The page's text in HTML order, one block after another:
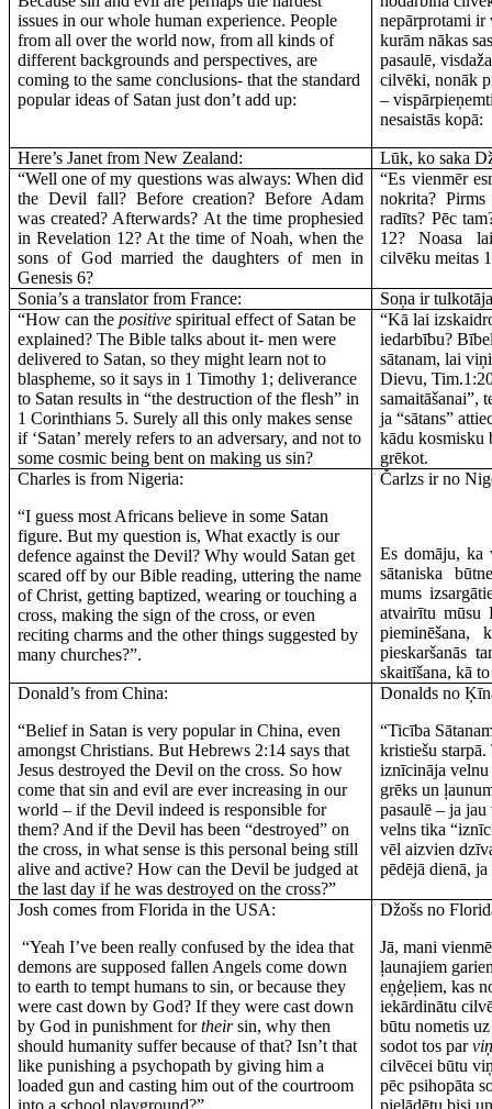
issues in our whole human experience. People
from all over the world now, from all kinds of
different backgrounds and perspectives, are
coming to the same conclusions- that the standard
popular ideas of Satan just don’t add up:
nepārprotami ir
kurām nākas
pasaulē,
cilvēki, nonāk
–
nesaistās kopā:
Here’s Janet fromNew Zealand:
Lūk, ko saka
“Well one of my questions was always: When did
the Devil fall? Before creation? Before Adam
was created? Afterwards? At the time prophesied
in Revelation 12? At the time of Noah, when the
sons of God married the daughters of men in
Genesis 6?
“Es vienmēr
nokrita?
radīts? Pēc
12? Noasa
cilvēku meitas
Sonia’s a translator fromFrance:
Soņa ir
“How can thepositivespiritual effect of Satan be
explained? The Bible talks about it- men were
delivered to Satan, so they might learn not to
blaspheme, so it says in 1 Timothy 1; deliverance
to Satan results in “the destruction of the flesh” in
1 Corinthians 5. Surely all this only makes sense
if ‘Satan’ merely refers to an adversary, and not to
some cosmic being bent on making us sin?
“Kā lai
iedarbību?
sātanam, lai
Dievu,
samaitāšanai”,
ja “sātans”
kādu kosmisku
grēkot.
Charles is fromNigeria:
“I guess most Africans believe in some Satan
figure. But my question is, What exactly is our
defence against the Devil? Why would Satan get
scared off by our Bible reading, uttering the name
of Christ, getting baptized, wearing or touching a
cross, making the sign of the cross, or even
reciting charms and the other things suggested by
many churches?”.
Čarlzs ir no
Es domāju, ka
sātaniska
mums
atvairītu mūsu
pieminēšana,
pieskaršanās
skaitīšana, kā
Donald’s from China:
“Belief in Satan is very popular in China, even
amongst Christians. But Hebrews 2:14 says that
Jesus destroyed the Devil on the cross. So how
come that sin and evil are ever increasing in our
world – if the Devil indeed is responsible for
them? And if the Devil has been “destroyed” on
the cross, in what sense is this personal being still
alive and active? How can the Devil be judged at
the last day if he was destroyed on the cross?”
Donalds no
“Ticība
kristiešu
iznīcināja velnu
grēks un
pasaulē – ja
velns tika
vēl aizvien
pēdējā dienā,
Josh comes from Florida in the USA:
“Yeah I’ve been really confused by the idea that
demons are supposed fallen Angels come down
to earth to tempt humans to sin, or because they
were cast down by God? If they were cast down
by God in punishment fortheirsin, why then
should humanity suffer because of that? Isn’t that
like punishing a psychopath by giving him a
loaded gun and casting him out of the courtroom
into a school playground?”
Džošs no
Jā, mani
ļaunajiem
eņģeļiem, kas
iekārdinātu
būtu nometis
sodot tos par
cilvēcei būtu
pēc psihopāta
pielādētu bisi